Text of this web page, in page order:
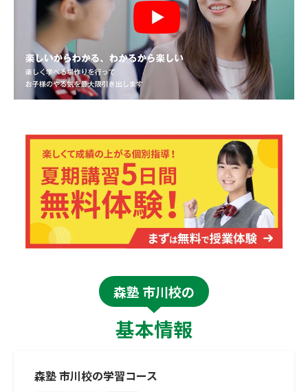
森塾 市川校の
基本情報
森塾 市川校の学習コース